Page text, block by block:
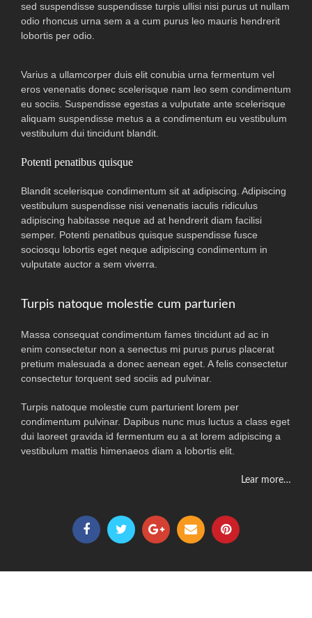
sed suspendisse suspendisse turpis ullisi nisi purus ut nullam
odio rhoncus urna sem a a cum purus leo mauris hendrerit
lobortis per odio.
Varius a ullamcorper duis elit conubia urna fermentum vel
eros venenatis donec scelerisque nam leo sem condimentum
eu sociis. Suspendisse egestas a vulputate ante scelerisque
aliquam suspendisse metus a a condimentum eu vestibulum
vestibulum dui tincidunt blandit.
Potenti penatibus quisque
Blandit scelerisque condimentum sit at adipiscing. Adipiscing
vestibulum suspendisse nisi venenatis iaculis ridiculus
adipiscing habitasse neque ad at hendrerit diam facilisi
semper. Potenti penatibus quisque suspendisse fusce
sociosqu lobortis eget neque adipiscing condimentum in
vulputate auctor a sem viverra.
Turpis natoque molestie cum parturien
Massa consequat condimentum fames tincidunt ad ac in
enim consectetur non a senectus mi purus purus placerat
pretium malesuada a donec aenean eget. A felis consectetur
consectetur torquent sed sociis ad pulvinar.
Turpis natoque molestie cum parturient lorem per
condimentum pulvinar. Dapibus nunc mus luctus a class eget
dui laoreet gravida id fermentum eu a at lorem adipiscing a
vestibulum mattis himenaeos diam a lobortis elit.
Lear more…